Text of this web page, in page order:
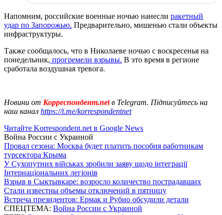
Напомним, российские военные ночью нанесли ракетный
удар по Запорожью. Предварительно, мишенью стали объекты
инфраструктуры.
Также сообщалось, что в Николаеве ночью с воскресенья на
понедельник, прогремели взрывы. В это время в регионе
сработала воздушная тревога.
Новини от Корреспондент.netв Telegram. Підписуйтесь на
наш канал https://t.me/korrespondentnet
Читайте Korrespondent.net в Google News
Война России с Украиной
Провал сезона: Москва будет платить пособия работникам
турсектора Крыма
У Сухопутних військах зробили заяву щодо інтеграції
Інтернаціональних легіонів
Взрыв в Сыктывкаре: возросло количество пострадавших
Стали известны объемы отключений в пятницу
Встреча президентов: Ермак и Рубио обсудили детали
СПЕЦТЕМА: Война России с Украиной